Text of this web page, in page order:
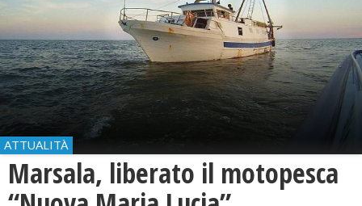
ATTUALITÀ
Marsala, liberato il motopesca